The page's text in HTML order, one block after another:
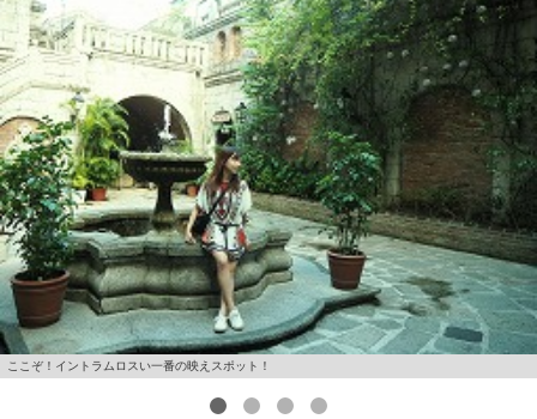
ここぞ！イントラムロスい一番の映えスポット！